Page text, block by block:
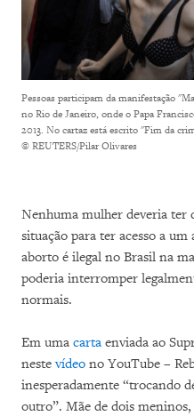
Pessoas participam da manifestação
no Rio de Janeiro, onde o Papa
2013. No cartaz está escrito "Fim da
© REUTERS/Pilar Olivares
Nenhuma mulher deveria ter
situação para ter acesso a
aborto é ilegal no Brasil na
poderia interromper
normais.
Em uma carta enviada ao
nestevídeo no YouTube –
inesperadamente “trocando
outro”. Mãe de dois